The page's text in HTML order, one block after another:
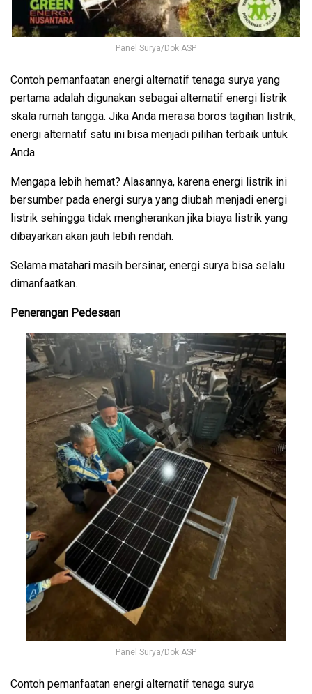
Panel Surya/Dok ASP
Contoh pemanfaatan energi alternatif tenaga surya yang
pertama adalah digunakan sebagai alternatif energi listrik
skala rumah tangga. Jika Anda merasa boros tagihan listrik,
energi alternatif satu ini bisa menjadi pilihan terbaik untuk
Anda.
Mengapa lebih hemat? Alasannya, karena energi listrik ini
bersumber pada energi surya yang diubah menjadi energi
listrik sehingga tidak mengherankan jika biaya listrik yang
dibayarkan akan jauh lebih rendah.
Selama matahari masih bersinar, energi surya bisa selalu
dimanfaatkan.
Penerangan Pedesaan
Panel Surya/Dok ASP
Contoh pemanfaatan energi alternatif tenaga surya